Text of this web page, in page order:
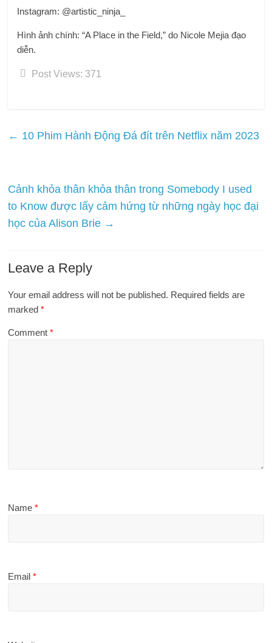
Instagram: @artistic_ninja_
Hình ảnh chính: “A Place in the Field,” do Nicole Mejia đạo
diễn.
Post Views: 371
← 10 Phim Hành Động Đá đít trên Netflix năm 2023
Cảnh khỏa thân khỏa thân trong Somebody I used
to Know được lấy cảm hứng từ những ngày học đại
học của Alison Brie →
Leave a Reply
Your email address will not be published. Required fields are
marked*
Comment*
Name*
Email*